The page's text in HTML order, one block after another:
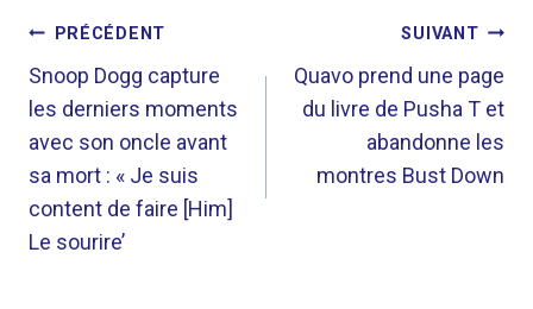
NAVIGATION
DE
L’ARTICLE
PRÉCÉDENT
Snoop Dogg capture
les derniers moments
avec son oncle avant
sa mort : « Je suis
content de faire [Him]
Le sourire’
SUIVANT
Quavo prend une page
du livre de Pusha T et
abandonne les
montres Bust Down